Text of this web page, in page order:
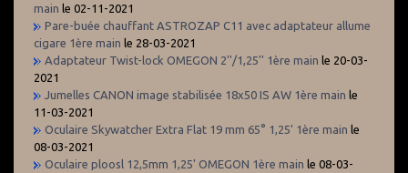
main le 02-11-2021
Pare-buée chauffant ASTROZAP C11 avec adaptateur allume
cigare 1ère main le 28-03-2021
Adaptateur Twist-lock OMEGON 2''/1,25'' 1ère main le 20-03-
2021
Jumelles CANON image stabilisée 18x50 IS AW 1ère main le
11-03-2021
Oculaire Skywatcher Extra Flat 19 mm 65° 1,25' 1ère main le
08-03-2021
Oculaire ploosl 12,5mm 1,25' OMEGON 1ère main le 08-03-